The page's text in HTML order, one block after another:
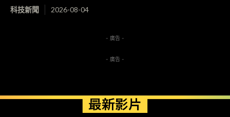
科技新聞 2026-08-04
- 廣告 -
- 廣告 -
最新影片